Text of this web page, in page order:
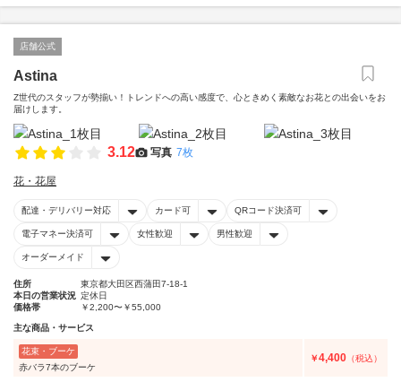
店舗公式
Astina
Z世代のスタッフが勢揃い！トレンドへの高い感度で、心ときめく素敵なお花との出会いをお
届けします。
3.12 写真 7枚
花・花屋
配達・デリバリー対応 カード可 QRコード決済可
電子マネー決済可 女性歓迎 男性歓迎
オーダーメイド
住所
東京都大田区西蒲田7-18-1
本日の営業状況 定休日
価格帯
￥2,200〜￥55,000
主な商品・サービス
花束・ブーケ
赤バラ7本のブーケ
￥4,400 （税込）